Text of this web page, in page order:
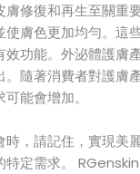
修復和再生至關重
膚色更加均勻。這
功能。外泌體護膚
隨著消費者對護膚
能會增加。
，請記住，實現美
定需求。